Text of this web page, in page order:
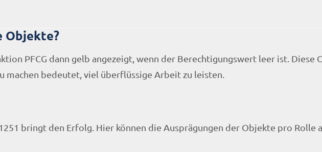
Objekte?
PFCG dann gelb angezeigt, wenn der Berechtigungswert leer ist. Diese
machen bedeutet, viel überflüssige Arbeit zu leisten.
bringt den Erfolg. Hier können die Ausprägungen der Objekte pro Rolle